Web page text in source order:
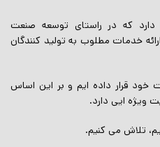
دارد که در راستای توسعه صنعت
خدمات مطلوب به تولید کنندگان
خود قرار داده ایم و بر این اساس
ویژه ایی دارد.
تلاش می کنیم.